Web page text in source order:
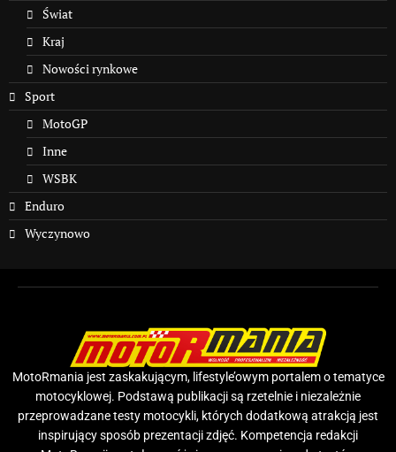
Świat
Kraj
Nowości rynkowe
Sport
MotoGP
Inne
WSBK
Enduro
Wyczynowo
MotoRmania jest zaskakującym, lifestyle’owym portalem o tematyce
motocyklowej. Podstawą publikacji są rzetelnie i niezależnie
przeprowadzane testy motocykli, których dodatkową atrakcją jest
inspirujący sposób prezentacji zdjęć. Kompetencja redakcji